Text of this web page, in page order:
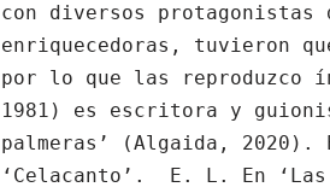
con diversos
enriquecedoras, tuvieron
por lo que las reproduzco
1981) es escritora y
palmeras’ (Algaida, 2020).
‘Celacanto’. E. L. En